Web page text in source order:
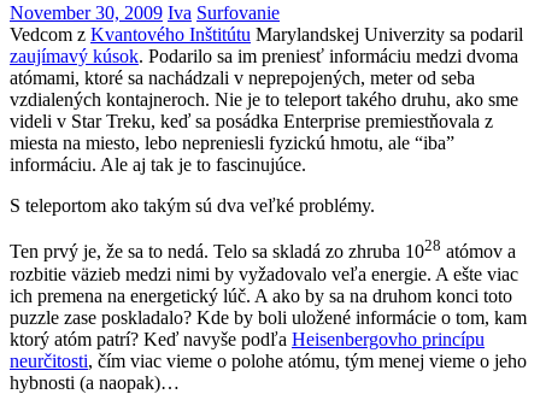
November 30, 2009 Iva Surfovanie
Vedcom z Kvantového Inštitútu Marylandskej Univerzity sa podaril
zaujímavý kúsok. Podarilo sa im preniesť informáciu medzi dvoma
atómami, ktoré sa nachádzali v neprepojených, meter od seba
vzdialených kontajneroch. Nie je to teleport takého druhu, ako sme
videli v Star Treku, keď sa posádka Enterprise premiestňovala z
miesta na miesto, lebo nepreniesli fyzickú hmotu, ale “iba”
informáciu. Ale aj tak je to fascinujúce.
S teleportom ako takým sú dva veľké problémy.
Ten prvý je, že sa to nedá. Telo sa skladá zo zhruba 1028 atómov a
rozbitie väzieb medzi nimi by vyžadovalo veľa energie. A ešte viac
ich premena na energetický lúč. A ako by sa na druhom konci toto
puzzle zase poskladalo? Kde by boli uložené informácie o tom, kam
ktorý atóm patrí? Keď navyše podľa Heisenbergovho princípu
neurčitosti, čím viac vieme o polohe atómu, tým menej vieme o jeho
hybnosti (a naopak)…